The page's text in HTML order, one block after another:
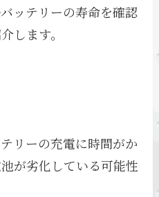
ッテリーの寿命を確認
します。
リーの充電に時間がか
が劣化している可能性